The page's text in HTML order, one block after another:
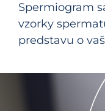
Spermiogram
vzorky
predstavu o